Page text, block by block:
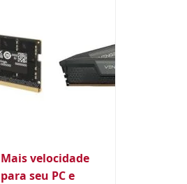
Mais velocidade
para seu PC e